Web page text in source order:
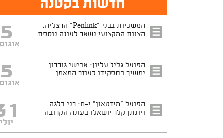
חדשות בקטנה
המשכיות בבני "Penlink" הרצליה:
הצוות המקצועי נשאר לעונה נוספת
5
הפועל גליל עליון: אבישי גורדון
ימשיך בתפקידו כעוזר המאמן
5
הפועל "מידטאון" י-ם: רני בלגה
ויונתן קלר יושאלו בעונה הקרובה
יולי